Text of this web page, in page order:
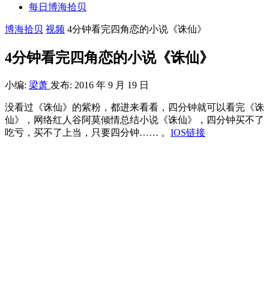
每日博海拾贝
博海拾贝 视频 4分钟看完四角恋的小说《诛仙》
4分钟看完四角恋的小说《诛仙》
小编: 梁萧 发布: 2016 年 9 月 19 日
没看过《诛仙》的紫粉，都进来看看，四分钟就可以看完《诛
仙》，网络红人谷阿莫倾情总结小说《诛仙》，四分钟买不了
吃亏，买不了上当，只要四分钟…… 。 IOS链接